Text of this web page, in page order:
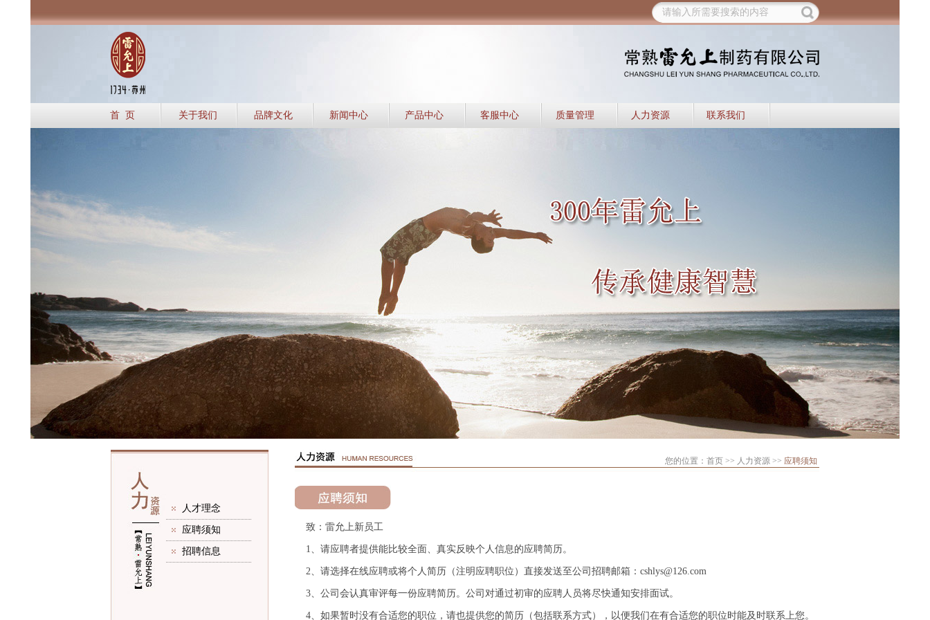
请输入所需要搜索的内容
首 页 关于我们 品牌文化 新闻中心 产品中心 客服中心 质量管理 人力资源 联系我们
人才理念
应聘须知
招聘信息
您的位置：首页 >> 人力资源 >> 应聘须知
致：雷允上新员工
1、请应聘者提供能比较全面、真实反映个人信息的应聘简历。
2、请选择在线应聘或将个人简历（注明应聘职位）直接发送至公司招聘邮箱： cshlys@126.com
3、公司会认真审评每一份应聘简历。公司对通过初审的应聘人员将尽快通知安排面试。
4、如果暂时没有合适您的职位，请也提供您的简历（包括联系方式），以便我们在有合适您的职位时能及时联系上您。